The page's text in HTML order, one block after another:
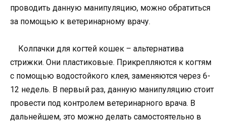
проводить данную манипуляцию, можно обратиться
за помощью к ветеринарному врачу.
Колпачки для когтей кошек – альтернатива
стрижки. Они пластиковые. Прикрепляются к когтям
с помощью водостойкого клея, заменяются через 6-
12 недель. В первый раз, данную манипуляцию стоит
провести под контролем ветеринарного врача. В
дальнейшем, это можно делать самостоятельно в